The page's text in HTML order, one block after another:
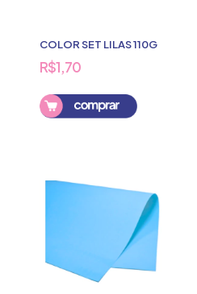
COLOR SET LILAS 110G
R$1,70